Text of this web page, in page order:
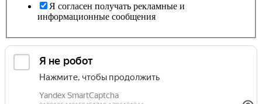
Я согласен получать рекламные и
информационные сообщения